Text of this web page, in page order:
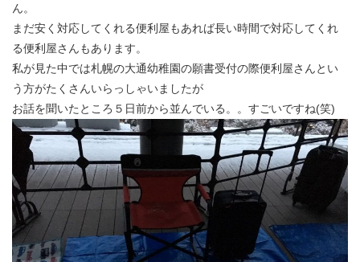
ん。
まだ安く対応してくれる便利屋もあれば長い時間で対応してくれ
る便利屋さんもあります。
私が見た中では札幌の大通幼稚園の願書受付の際便利屋さんとい
う方がたくさんいらっしゃいましたが
お話を聞いたところ５日前から並んでいる。。すごいですね(笑)